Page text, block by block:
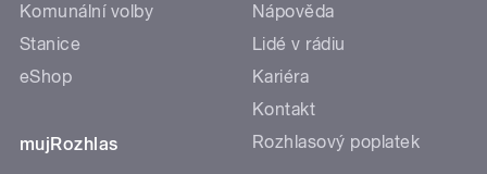
Komunální volby
Stanice
eShop
mujRozhlas
Nápověda
Lidé v rádiu
Kariéra
Kontakt
Rozhlasový poplatek